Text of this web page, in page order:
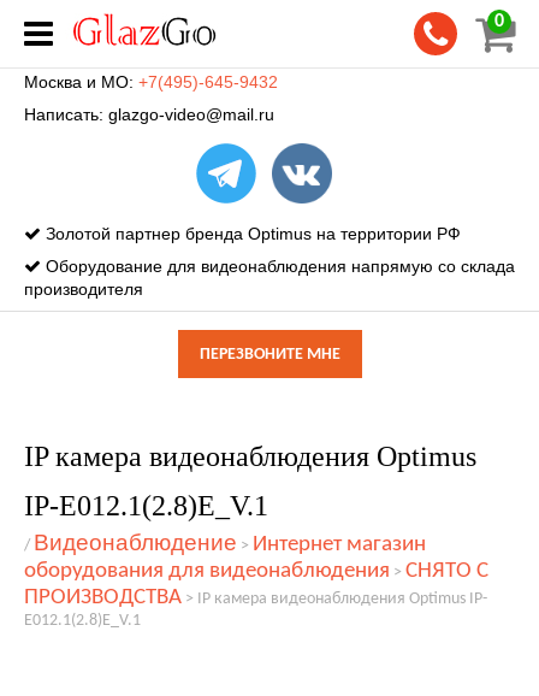
0
Москва и МО: +7(495)-645-9432
Написать: glazgo-video@mail.ru
Золотой партнер бренда Optimus на территории РФ
Оборудование для видеонаблюдения напрямую со склада
производителя
ПЕРЕЗВОНИТЕ МНЕ
IP камера видеонаблюдения Optimus
IP-E012.1(2.8)E_V.1
/ Видеонаблюдение > Интернет магазин
оборудования для видеонаблюдения > СНЯТО С
ПРОИЗВОДСТВА > IP камера видеонаблюдения Optimus IP-
E012.1(2.8)E_V.1